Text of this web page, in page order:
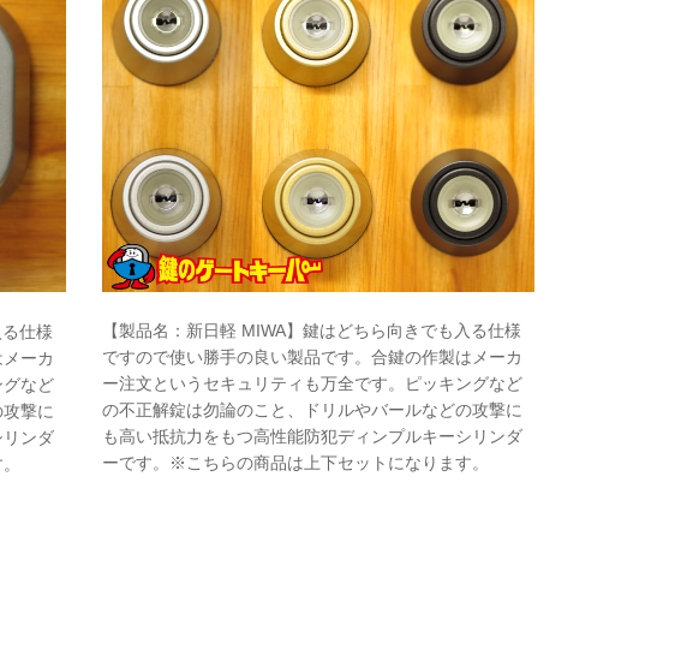
仕様
ーカ
など
撃に
ンダ
【製品名：新日軽 MIWA】鍵はどちら向きでも入る仕様
ですので使い勝手の良い製品です。合鍵の作製はメーカ
ー注文というセキュリティも万全です。ピッキングなど
の不正解錠は勿論のこと、ドリルやバールなどの攻撃に
も高い抵抗力をもつ高性能防犯ディンプルキーシリンダ
ーです。※こちらの商品は上下セットになります。